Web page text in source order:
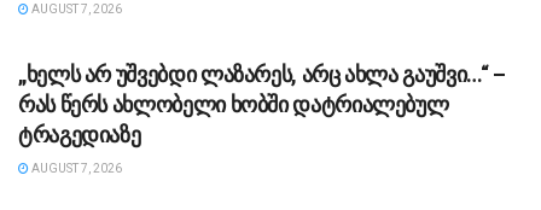
AUGUST 7, 2026
„ხელს არ უშვებდი ლაზარეს, არც ახლა გაუშვი…“ –
რას წერს ახლობელი ხობში დატრიალებულ
ტრაგედიაზე
AUGUST 7, 2026